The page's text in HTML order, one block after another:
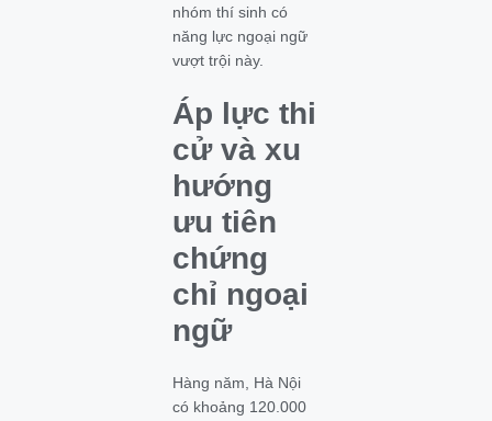
nhóm thí sinh có
năng lực ngoại ngữ
vượt trội này.
Áp lực thi
cử và xu
hướng
ưu tiên
chứng
chỉ ngoại
ngữ
Hàng năm, Hà Nội
có khoảng 120.000